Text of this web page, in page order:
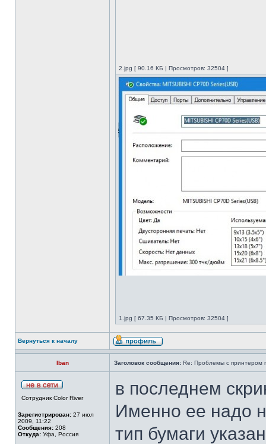
2.jpg [ 90.16 КБ | Просмотров: 32504 ]
1.jpg [ 67.35 КБ | Просмотров: 32504 ]
Вернуться к началу
Iban Заголовок сообщения: Re: Проблемы с принтером
Сотрудник Color River
Зарегистрирован: 27 июл
2009, 11:22
Сообщения: 208
Откуда: Уфа, Россия
в последнем
Именно ее надо
тип бумаги